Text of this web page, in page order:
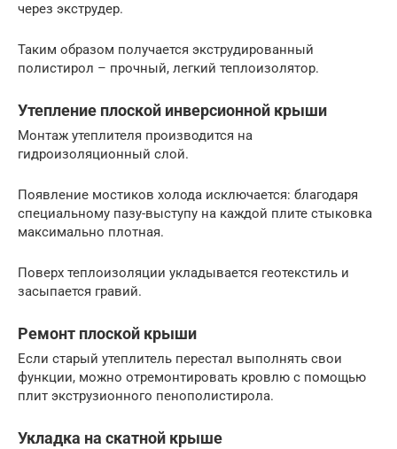
через экструдер.
Таким образом получается экструдированный
полистирол – прочный, легкий теплоизолятор.
Утепление плоской инверсионной крыши
Монтаж утеплителя производится на
гидроизоляционный слой.
Появление мостиков холода исключается: благодаря
специальному пазу-выступу на каждой плите стыковка
максимально плотная.
Поверх теплоизоляции укладывается геотекстиль и
засыпается гравий.
Ремонт плоской крыши
Если старый утеплитель перестал выполнять свои
функции, можно отремонтировать кровлю с помощью
плит экструзионного пенополистирола.
Укладка на скатной крыше